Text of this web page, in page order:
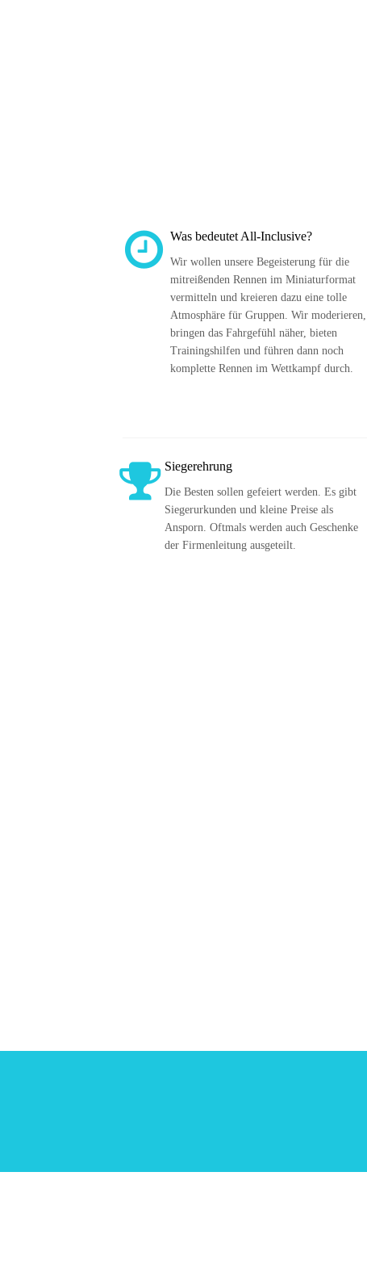
Siegerehrung
Die Besten sollen gefeiert werden. Es gibt
Siegerurkunden und kleine Preise als
Ansporn. Oftmals werden auch Geschenke
der Firmenleitung ausgeteilt.
Was bedeutet All-Inclusive?
Wir wollen unsere Begeisterung für die
mitreißenden Rennen im Miniaturformat
vermitteln und kreieren dazu eine tolle
Atmosphäre für Gruppen. Wir moderieren,
bringen das Fahrgefühl näher, bieten
Trainingshilfen und führen dann noch
komplette Rennen im Wettkampf durch.